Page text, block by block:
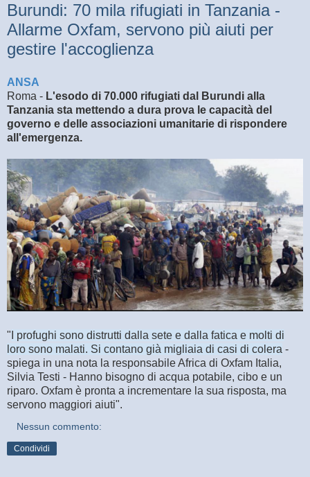
Burundi: 70 mila rifugiati in Tanzania -
Allarme Oxfam, servono più aiuti per
gestire l'accoglienza
ANSA
Roma - L'esodo di 70.000 rifugiati dal Burundi alla
Tanzania sta mettendo a dura prova le capacità del
governo e delle associazioni umanitarie di rispondere
all'emergenza.
" I profughi sono distrutti dalla sete e dalla fatica e molti di
loro sono malati. Si contano già migliaia di casi di colera -
spiega in una nota la responsabile Africa di Oxfam Italia,
Silvia Testi - Hanno bisogno di acqua potabile, cibo e un
riparo. Oxfam è pronta a incrementare la sua risposta, ma
servono maggiori aiuti".
Nessun commento:
Condividi